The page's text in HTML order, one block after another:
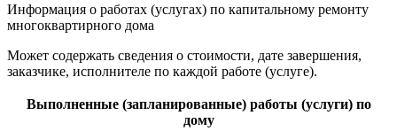
Информация о работах (услугах) по капитальному ремонту
многоквартирного дома
Может содержать сведения о стоимости, дате завершения,
заказчике, исполнителе по каждой работе (услуге).
Выполненные (запланированные) работы (услуги) по
дому